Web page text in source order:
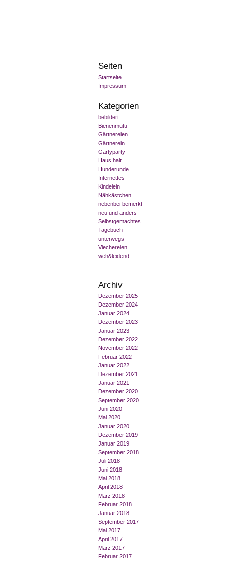
Seiten
Startseite
Impressum
Kategorien
bebildert
Bienenmutti
Gärtnereien
Gärtnerein
Gartyparty
Haus halt
Hunderunde
Internettes
Kindelein
Nähkästchen
nebenbei bemerkt
neu und anders
Selbstgemachtes
Tagebuch
unterwegs
Viechereien
weh&leidend
Archiv
Dezember 2025
Dezember 2024
Januar 2024
Dezember 2023
Januar 2023
Dezember 2022
November 2022
Februar 2022
Januar 2022
Dezember 2021
Januar 2021
Dezember 2020
September 2020
Juni 2020
Mai 2020
Januar 2020
Dezember 2019
Januar 2019
September 2018
Juli 2018
Juni 2018
Mai 2018
April 2018
März 2018
Februar 2018
Januar 2018
September 2017
Mai 2017
April 2017
März 2017
Februar 2017